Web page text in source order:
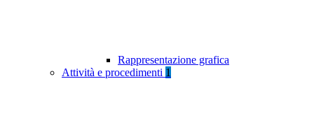
Rappresentazione grafica
Attività e procedimenti 1